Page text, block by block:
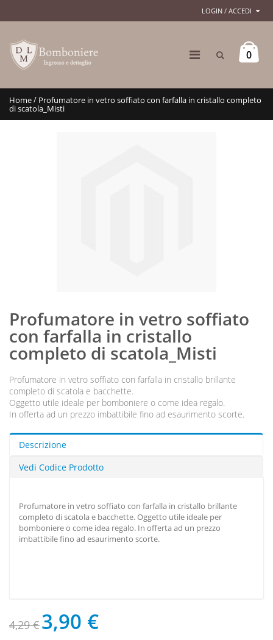
LOGIN / ACCEDI
0
Home/ Profumatore in vetro soffiato con farfalla in cristallo completo
di scatola_Misti
Profumatore in vetro soffiato
con farfalla in cristallo
completo di scatola_Misti
Profumatore in vetro soffiato con farfalla in cristallo brillante
completo di scatola e bacchette.
Oggetto utile ideale per bomboniere o come idea regalo.
In offerta ad un prezzo imbattibile fino ad esaurimento scorte.
Descrizione
Vedi Codice Prodotto
Profumatore in vetro soffiato con farfalla in cristallo brillante
completo di scatola e bacchette. Oggetto utile ideale per
bomboniere o come idea regalo. In offerta ad un prezzo
imbattibile fino ad esaurimento scorte.
4,29 €3,90 €